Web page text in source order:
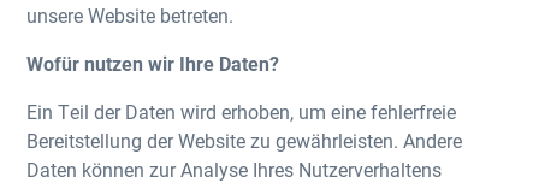
unsere Website betreten.
Wofür nutzen wir Ihre Daten?
Ein Teil der Daten wird erhoben, um eine fehlerfreie
Bereitstellung der Website zu gewährleisten. Andere
Daten können zur Analyse Ihres Nutzerverhaltens